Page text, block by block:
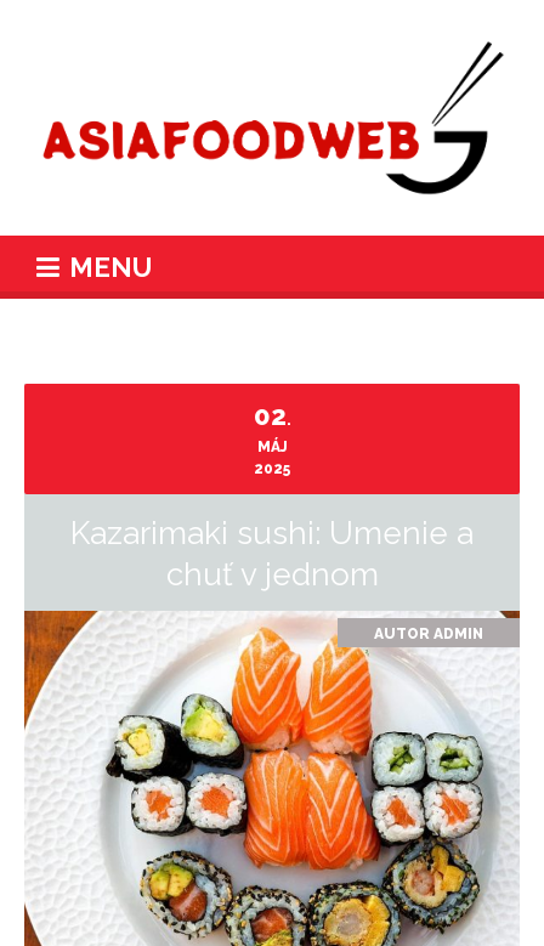
MENU
02.
MÁJ
2025
Kazarimaki sushi: Umenie a
chuť v jednom
AUTOR ADMIN